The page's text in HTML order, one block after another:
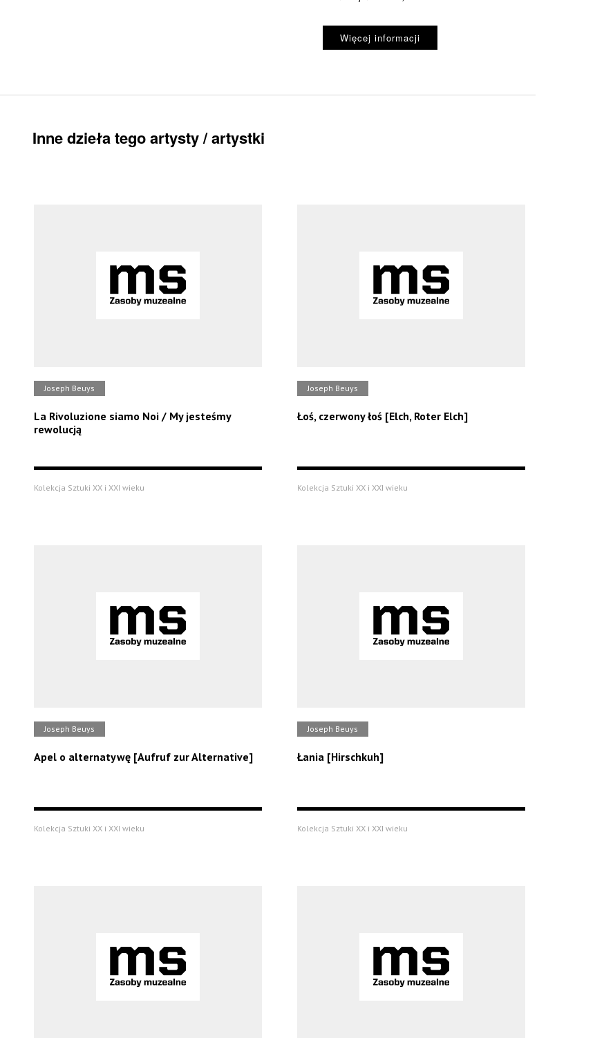
Więcej informacji
Inne dzieła tego artysty / artystki
Joseph Beuys
La Rivoluzione siamo Noi / My jesteśmy
rewolucją
Kolekcja Sztuki XX i XXI wieku
Joseph Beuys
Łoś, czerwony łoś [Elch, Roter Elch]
Kolekcja Sztuki XX i XXI wieku
Joseph Beuys
Apel o alternatywę [Aufruf zur Alternative]
Kolekcja Sztuki XX i XXI wieku
Joseph Beuys
Łania [Hirschkuh]
Kolekcja Sztuki XX i XXI wieku